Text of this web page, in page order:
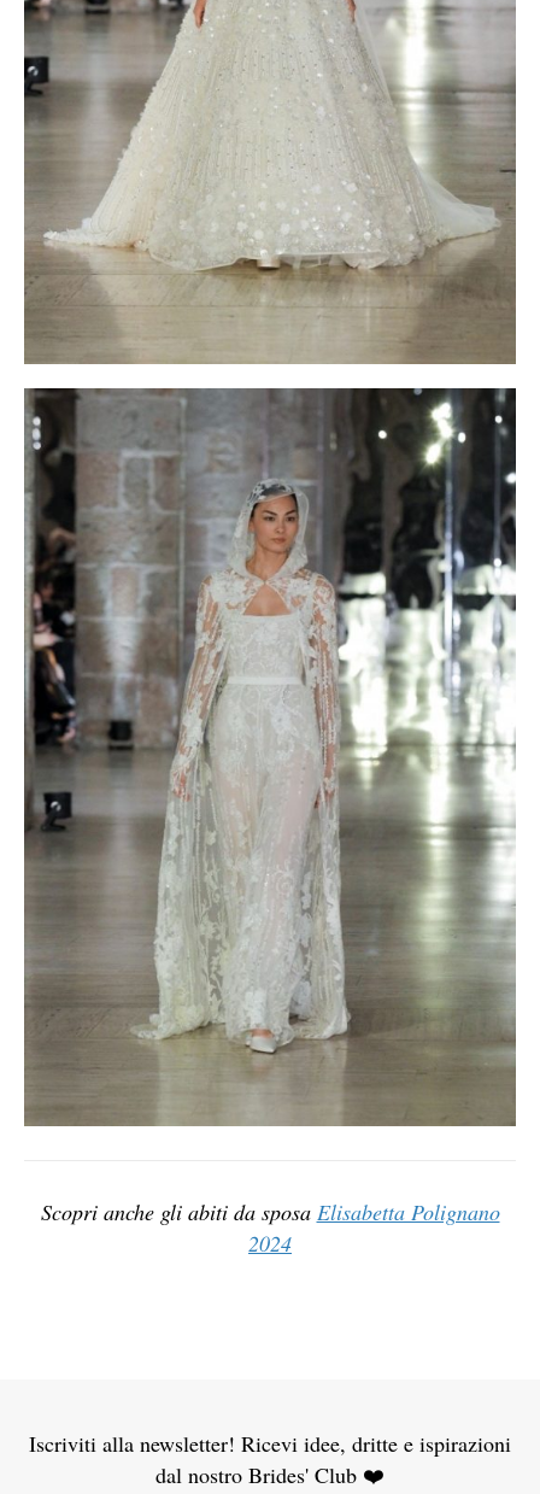
Scopri anche gli abiti da sposa Elisabetta Polignano
2024
Iscriviti alla newsletter! Ricevi idee, dritte e ispirazioni
dal nostro Brides' Club ❤️